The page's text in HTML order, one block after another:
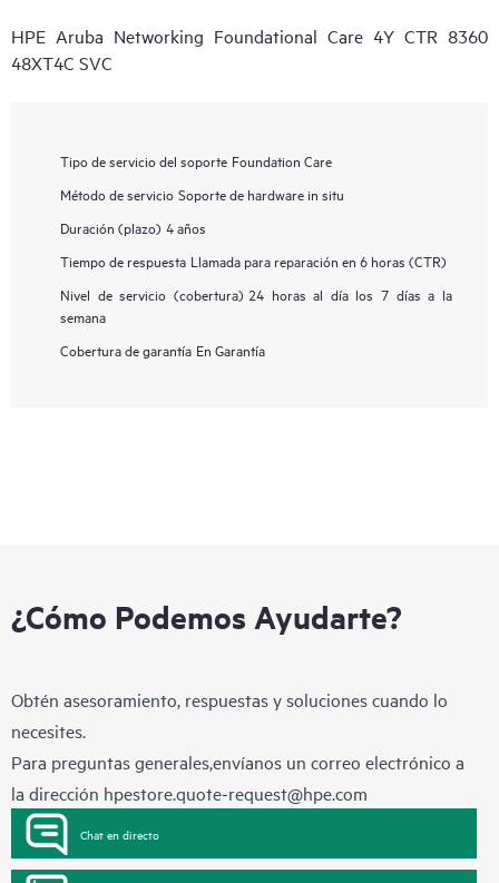
HPE Aruba Networking Foundational Care 4Y CTR 8360
48XT4C SVC
Tipo de servicio del soporte Foundation Care
Método de servicio Soporte de hardware in situ
Duración (plazo) 4 años
Tiempo de respuesta Llamada para reparación en 6 horas (CTR)
Nivel de servicio (cobertura) 24 horas al día los 7 días a la
semana
Cobertura de garantía En Garantía
¿Cómo Podemos Ayudarte?
Obtén asesoramiento, respuestas y soluciones cuando lo
necesites.
Para preguntas generales,envíanos un correo electrónico a
la dirección hpestore.quote-request@hpe.com
Chat en directo